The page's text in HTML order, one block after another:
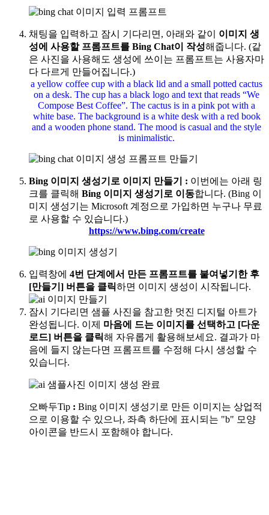
채팅을 입력하고 잠시 기다리면, 아래와 같이 이미지 생
성에 사용할 프롬프트를 Bing Chat이 작성해줍니다. (같
은 사진을 사용해도 생성에 쓰이는 프롬프트는 사용자마
다 다르게 만들어집니다.)
a yellow coffee cup with a black lid and a small potted cactus
on a desk. The cup has a black logo and text that reads “We
Compose Best Coffee”. The cactus is in a pink pot with a
white base. The background is a white desk with a red book
and a wooden phone stand. The mood is casual and the style
is minimalistic.
Bing 이미지 생성기로 이미지 만들기 : 이번에는 아래 링
크를 클릭해 Bing 이미지 생성기로 이동합니다. (Bing 이
미지 생성기는 Microsoft 계정으로 가입하면 누구나 무료
로 사용할 수 있습니다.)
https://www.bing.com/create
입력창에 4번 단계에서 만든 프롬프트를 붙여넣기한 후
[만들기] 버튼을 클릭하면 이미지 생성이 시작됩니다.
잠시 기다리면 샘플 사진을 참고한 멋진 디지털 아트가
완성됩니다. 이제 마음에 드는 이미지를 선택하고 [다운
로드] 버튼을 클릭해 자유롭게 활용해보세요. 결과가 마
음에 들지 않는다면 프롬프트를 수정해 다시 생성할 수
있습니다.
오빠두Tip : Bing 이미지 생성기로 만든 이미지는 상업적
으로 이용할 수 있으나, 좌측 하단에 표시되는 "b" 모양
아이콘을 반드시 포함해야 합니다.